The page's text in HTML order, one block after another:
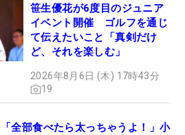
笹生優花が6度目のジュニア
イベント開催 ゴルフを通じ
て伝えたいこと「真剣だけ
ど、それを楽しむ」
2026年8月6日 (木) 17時43分
19
「全部食べたら太っちゃうよ！」小